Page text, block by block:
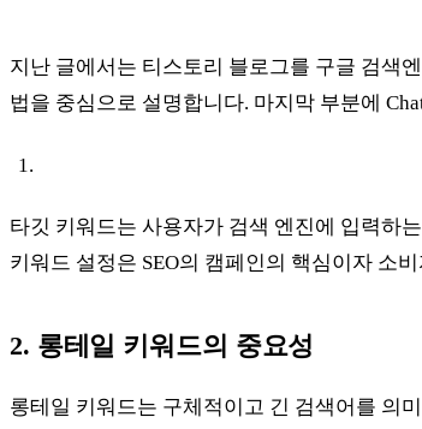
지난 글에서는 티스토리 블로그를 구글 검색
법을 중심으로 설명합니다. 마지막 부분에
타깃 키워드는 사용자가 검색 엔진에 입력하
키워드 설정은 SEO의 캠페인의 핵심이자 소
2. 롱테일 키워드의 중요성
롱테일 키워드는 구체적이고 긴 검색어를 의